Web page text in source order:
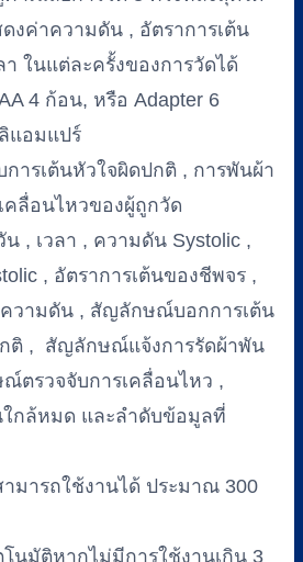
งค่าความดัน , อัตราการเต้น
า ในแต่ละครั้งของการวัดได้
4 ก้อน, หรือ Adapter 6
แอมแปร์
การเต้นหัวใจผิดปกติ , การพันผ้า
ลื่อนไหวของผู้ถูกวัด
, เวลา , ความดัน Systolic ,
, อัตราการเต้นของชีพจร ,
วามดัน , สัญลักษณ์บอกการเต้น
ติ , สัญลักษณ์แจ้งการรัดผ้าพัน
ตรวจจับการเคลื่อนไหว ,
กล้หมด และลำดับข้อมูลที่
ามารถใช้งานได้ ประมาณ 300
โนมัติหากไม่มีการใช้งานเกิน 3